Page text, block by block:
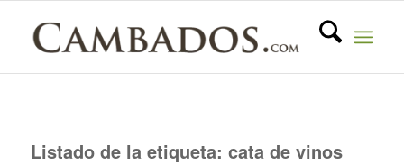
Listado de la etiqueta: cata de vinos